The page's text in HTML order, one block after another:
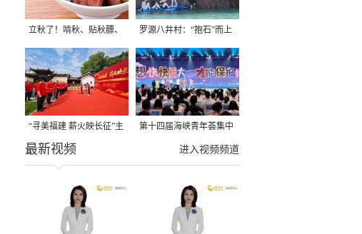
立秋了！啃秋、贴秋膘、
晒秋，福建人这样过才够
味→
罗源八井村：“抱石”而上
“寻美福建 薪火映长征”主
题活动在龙岩长汀启动
第十四届海峡青年荟集中
阶段活动在福州举行
进入视频频道
最新视频